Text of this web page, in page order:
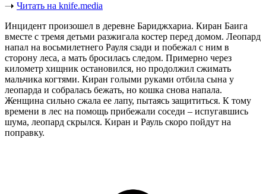
Читать на knife.media
Инцидент произошел в деревне Бариджхариа. Киран Баига
вместе с тремя детьми разжигала костер перед домом. Леопард
напал на восьмилетнего Рауля сзади и побежал с ним в
сторону леса, а мать бросилась следом. Примерно через
километр хищник остановился, но продолжил сжимать
мальчика когтями. Киран голыми руками отбила сына у
леопарда и собралась бежать, но кошка снова напала.
Женщина сильно сжала ее лапу, пытаясь защититься. К тому
времени в лес на помощь прибежали соседи – испугавшись
шума, леопард скрылся. Киран и Рауль скоро пойдут на
поправку.